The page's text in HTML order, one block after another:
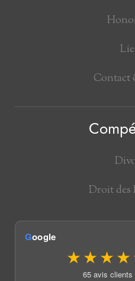
Contact
Droit des
Google
65 avis clients